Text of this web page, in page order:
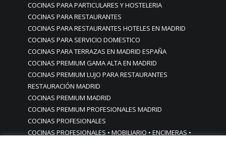
COCINAS PARA PARTICULARES Y HOSTELERIA
COCINAS PARA RESTAURANTES
COCINAS PARA RESTAURANTES HOTELES EN MADRID
COCINAS PARA SERVICIO DOMESTICO
COCINAS PARA TERRAZAS EN MADRID ESPAÑA
COCINAS PREMIUM GAMA ALTA EN MADRID
COCINAS PREMIUM LUJO PARA RESTAURANTES
RESTAURACIÓN MADRID
COCINAS PREMIUM MADRID
COCINAS PREMIUM PROFESIONALES MADRID
COCINAS PROFESIONALES
COCINAS PROFESIONALES • MOBILIARIO • ENCIMERAS •